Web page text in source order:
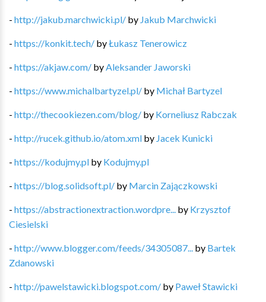
- http://jakub.marchwicki.pl/ by Jakub Marchwicki
- https://konkit.tech/ byŁukasz Tenerowicz
- https://akjaw.com/ by Aleksander Jaworski
- https://www.michalbartyzel.pl/ by Michał Bartyzel
- http://thecookiezen.com/blog/ by Korneliusz Rabczak
- http://rucek.github.io/atom.xml by Jacek Kunicki
- https://kodujmy.pl by Kodujmy.pl
- https://blog.solidsoft.pl/ by Marcin Zajączkowski
- https://abstractionextraction.wordpre... by Krzysztof
Ciesielski
- http://www.blogger.com/feeds/34305087... by Bartek
Zdanowski
- http://pawelstawicki.blogspot.com/ by Paweł Stawicki